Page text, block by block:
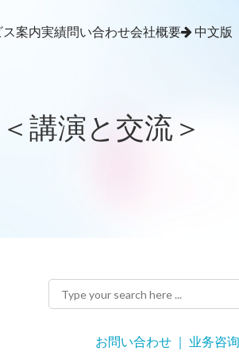
案内実績問い合わせ会社概要 中文版
講演と交流＞
お問い合わせ ｜ 业务咨询